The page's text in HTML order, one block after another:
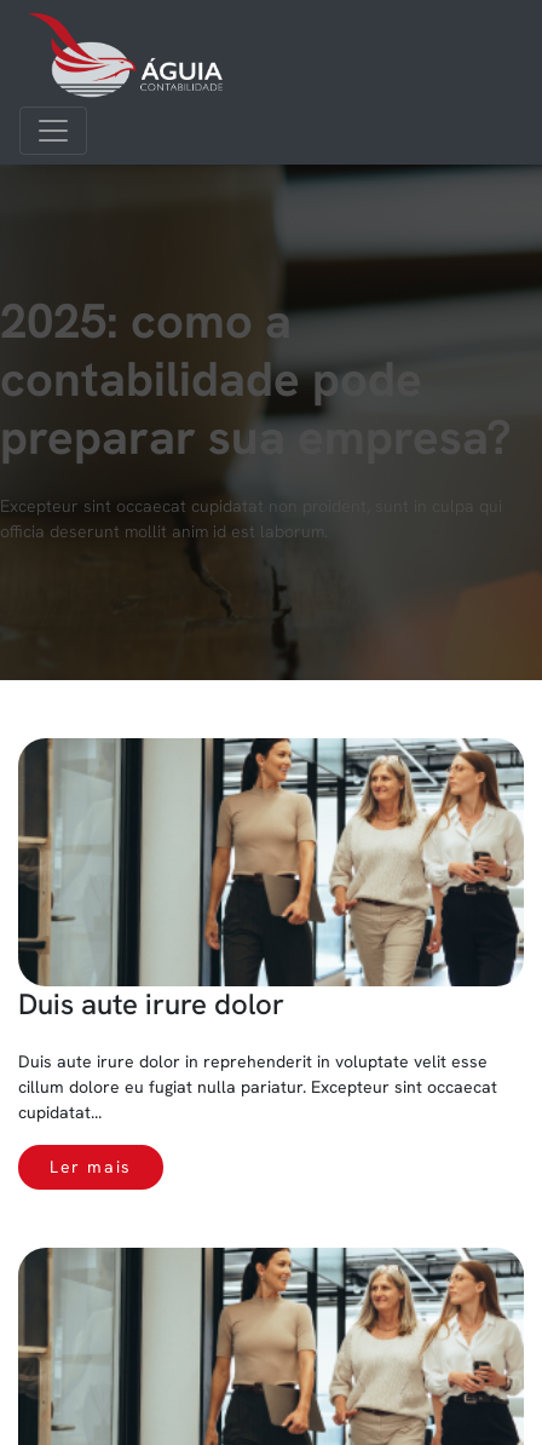
2025: como a
contabilidade pode
preparar sua empresa?
Excepteur sint occaecat cupidatat non proident, sunt in culpa qui
officia deserunt mollit anim id est laborum.
Duis aute irure dolor
Duis aute irure dolor in reprehenderit in voluptate velit esse
cillum dolore eu fugiat nulla pariatur. Excepteur sint occaecat
cupidatat...
Ler mais